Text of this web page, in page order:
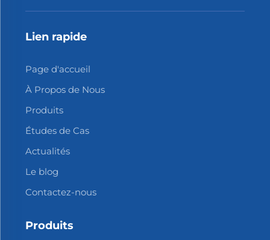
Lien rapide
Page d'accueil
À Propos de Nous
Produits
Études de Cas
Actualités
Le blog
Contactez-nous
Produits